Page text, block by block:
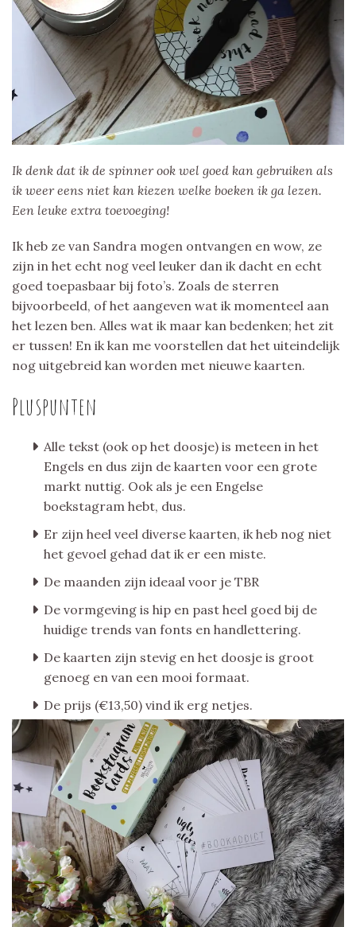
Ik denk dat ik de spinner ook wel goed kan gebruiken als
ik weer eens niet kan kiezen welke boeken ik ga lezen.
Een leuke extra toevoeging!
Ik heb ze van Sandra mogen ontvangen en wow, ze
zijn in het echt nog veel leuker dan ik dacht en echt
goed toepasbaar bij foto’s. Zoals de sterren
bijvoorbeeld, of het aangeven wat ik momenteel aan
het lezen ben. Alles wat ik maar kan bedenken; het zit
er tussen! En ik kan me voorstellen dat het uiteindelijk
nog uitgebreid kan worden met nieuwe kaarten.
Pluspunten
Alle tekst (ook op het doosje) is meteen in het
Engels en dus zijn de kaarten voor een grote
markt nuttig. Ook als je een Engelse
boekstagram hebt, dus.
Er zijn heel veel diverse kaarten, ik heb nog niet
het gevoel gehad dat ik er een miste.
De maanden zijn ideaal voor je TBR
De vormgeving is hip en past heel goed bij de
huidige trends van fonts en handlettering.
De kaarten zijn stevig en het doosje is groot
genoeg en van een mooi formaat.
De prijs (€13,50) vind ik erg netjes.